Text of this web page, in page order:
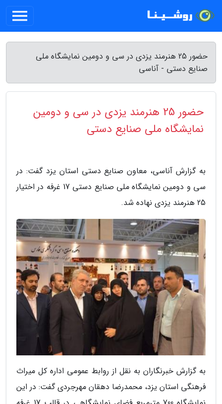
حضور 25 هنرمند یزدی در سی و دومین نمایشگاه ملی
صنایع دستی - آناسی
حضور 25 هنرمند یزدی در سی و دومین
نمایشگاه ملی صنایع دستی
به گزارش آناسی، معاون صنایع دستی استان یزد گفت: در
سی و دومین نمایشگاه ملی صنایع دستی 17 غرفه در اختیار
25 هنرمند یزدی نهاده شد.
به گزارش خبرنگاران به نقل از روابط عمومی اداره کل میراث
فرهنگی استان یزد، محمدرضا دهقان مهرجردی گفت: در این